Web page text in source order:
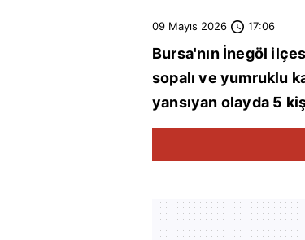
09 Mayıs 2026 17:06
Bursa'nın İnegöl
sopalı ve yumruklu
yansıyan olayda 5